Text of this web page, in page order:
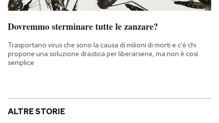
Dovremmo sterminare tutte le zanzare?
Trasportano virus che sono la causa di milioni di morti e c'è chi
propone una soluzione drastica per liberarsene, ma non è così
semplice
ALTRE STORIE